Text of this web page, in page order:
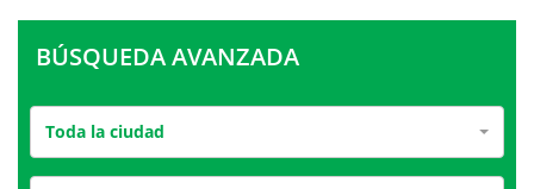
BÚSQUEDA AVANZADA
Toda la ciudad